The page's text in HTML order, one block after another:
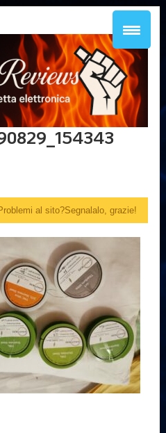
al sito?Segnalalo, grazie!